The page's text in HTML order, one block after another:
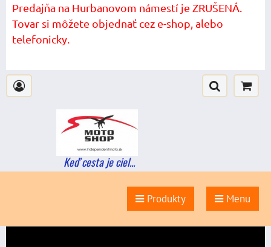
Predajňa na Hurbanovom námestí je ZRUŠENÁ.
Tovar si môžete objednať cez e-shop, alebo
telefonicky.
Keď cesta je ciel...
Produkty Menu